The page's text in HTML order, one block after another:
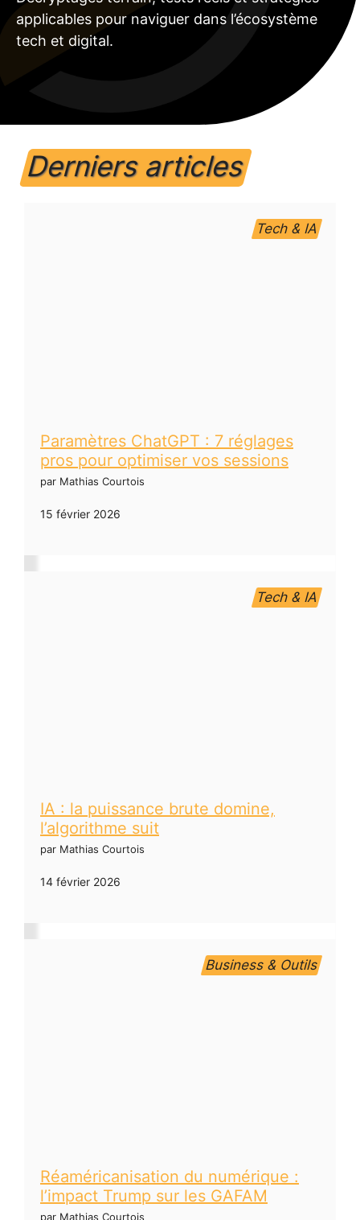
applicables pour naviguer dans l’écosystème
tech et digital.
Derniers articles
Tech & IA
Paramètres ChatGPT : 7 réglages
pros pour optimiser vos sessions
par Mathias Courtois
15 février 2026
Tech & IA
IA : la puissance brute domine,
l’algorithme suit
par Mathias Courtois
14 février 2026
Business & Outils
Réaméricanisation du numérique :
l’impact Trump sur les GAFAM
par Mathias Courtois